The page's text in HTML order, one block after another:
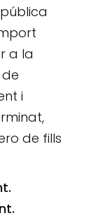
a la
i
de fills